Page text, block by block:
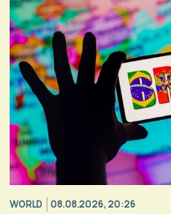
WORLD 08.08.2026, 20:26